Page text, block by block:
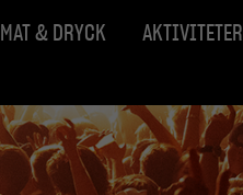
MAT & DRYCK AKTIVITETER